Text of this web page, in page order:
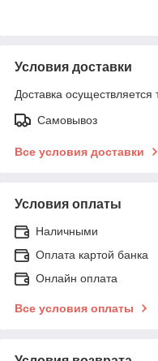
Условия доставки
Доставка осуществляется
Самовывоз
Все условия доставки
Условия оплаты
Наличными
Оплата картой банка
Онлайн оплата
Все условия оплаты